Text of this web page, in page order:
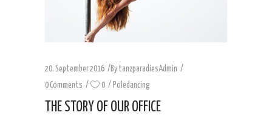
20. September 2016 By tanzparadiesAdmin
0 Comments
0 Poledancing
THE STORY OF OUR OFFICE